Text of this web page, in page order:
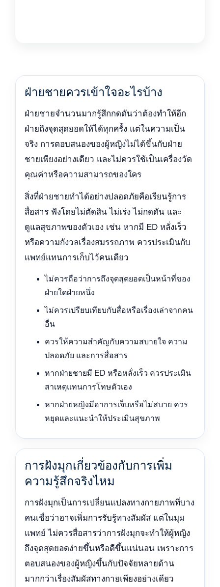
ฝ่ายชายควรเข้าใจอะไรบ้าง
ฝ่ายชายจำนวนมากรู้สึกกดดันว่าต้องทำให้อีก
ฝ่ายถึงจุดสุดยอดให้ได้ทุกครั้ง แต่ในความเป็น
จริง การตอบสนองของผู้หญิงไม่ได้ขึ้นกับฝ่าย
ชายเพียงอย่างเดียว และไม่ควรใช้เป็นเครื่องวัด
คุณค่าหรือความสามารถของใคร
สิ่งที่ฝ่ายชายทำได้อย่างปลอดภัยคือเรียนรู้การ
สื่อสาร ฟังโดยไม่ตัดสิน ไม่เร่ง ไม่กดดัน และ
ดูแลสุขภาพของตัวเอง เช่น หากมี ED หลั่งเร็ว
หรือความกังวลเรื่องสมรรถภาพ ควรประเมินกับ
แพทย์แทนการเก็บไว้คนเดียว
ไม่ควรถือว่าการถึงจุดสุดยอดเป็นหน้าที่ของ
ฝ่ายใดฝ่ายหนึ่ง
ไม่ควรเปรียบเทียบกับสื่อหรือเรื่องเล่าจากคน
อื่น
ควรให้ความสำคัญกับความสบายใจ ความ
ปลอดภัย และการสื่อสาร
หากฝ่ายชายมี ED หรือหลั่งเร็ว ควรประเมิน
สาเหตุแทนการโทษตัวเอง
หากฝ่ายหญิงมีอาการเจ็บหรือไม่สบาย ควร
หยุดและแนะนำให้ประเมินสุขภาพ
การฝังมุกเกี่ยวข้องกับการเพิ่ม
ความรู้สึกจริงไหม
การฝังมุกเป็นการเปลี่ยนแปลงทางกายภาพที่บาง
คนเชื่อว่าอาจเพิ่มการรับรู้ทางสัมผัส แต่ในมุม
แพทย์ ไม่ควรสื่อสารว่าการฝังมุกจะทำให้ผู้หญิง
ถึงจุดสุดยอดง่ายขึ้นหรือดีขึ้นแน่นอน เพราะการ
ตอบสนองของผู้หญิงขึ้นกับปัจจัยหลายด้าน
มากกว่าเรื่องสัมผัสทางกายเพียงอย่างเดียว